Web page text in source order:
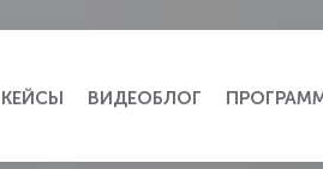
КЕЙСЫ ВИДЕОБЛОГ